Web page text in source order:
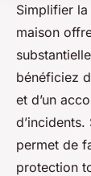
Simplifier
maison
bénéficiez
et d’un
d’incidents.
permet de
protection